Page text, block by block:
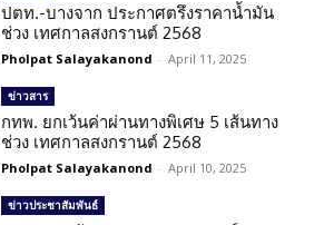
ปตท.-บางจาก ประกาศตรึงราคาน้ำมัน
ช่วง เทศกาลสงกรานต์ 2568
Pholpat Salayakanond - April 11, 2025
ข่าวสาร
กทพ. ยกเว้นค่าผ่านทางพิเศษ 5 เส้นทาง
ช่วง เทศกาลสงกรานต์ 2568
Pholpat Salayakanond - April 10, 2025
ข่าวประชาสัมพันธ์